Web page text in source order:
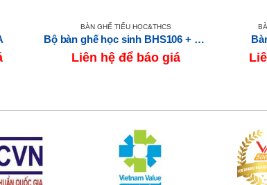
BÀN GHẾ TIỂU HỌC&THCS
Bộ bàn ghế học sinh BHS106 + GHS106
Liên hệ để báo giá